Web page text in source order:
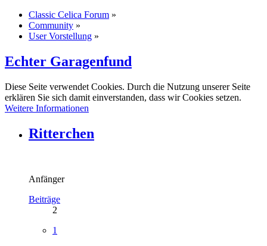
Classic Celica Forum »
Community »
User Vorstellung »
Echter Garagenfund
Diese Seite verwendet Cookies. Durch die Nutzung unserer Seite
erklären Sie sich damit einverstanden, dass wir Cookies setzen.
Weitere Informationen
Ritterchen
Anfänger
Beiträge
2
1